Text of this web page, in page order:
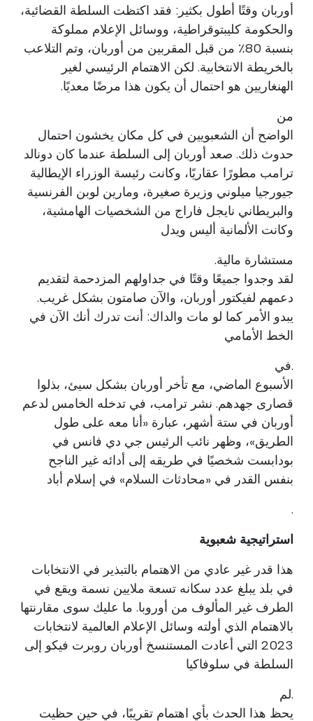
أوربان وقتًا أطول بكثير: فقد اكتظت السلطة القضائية،
والحكومة كليبتوقراطية، ووسائل الإعلام مملوكة
بنسبة 80٪ من قبل المقربين من أوربان، وتم التلاعب
بالخريطة الانتخابية. لكن الاهتمام الرئيسي لغير
الهنغاريين هو احتمال أن يكون هذا مرضًا معديًا.
من
الواضح أن الشعبويين في كل مكان يخشون احتمال
حدوث ذلك. صعد أوربان إلى السلطة عندما كان دونالد
ترامب مطورًا عقاريًا، وكانت رئيسة الوزراء الإيطالية
جيورجيا ميلوني وزيرة صغيرة، ومارين لوبن الفرنسية
والبريطاني نايجل فاراج من الشخصيات الهامشية،
وكانت الألمانية أليس ويدل
مستشارة مالية.
لقد وجدوا جميعًا وقتًا في جداولهم المزدحمة لتقديم
دعمهم لفيكتور أوربان، والآن صامتون بشكل غريب.
يبدو الأمر كما لو مات والداك: أنت تدرك أنك الآن في
الخط الأمامي
.في
الأسبوع الماضي، مع تأخر أوربان بشكل سيئ، بذلوا
قصارى جهدهم. نشر ترامب، في تدخله الخامس لدعم
أوربان في ستة أشهر، عبارة «أنا معه على طول
الطريق»، وظهر نائب الرئيس جي دي فانس في
بودابست شخصيًا في طريقه إلى أدائه غير الناجح
بنفس القدر في «محادثات السلام» في إسلام أباد
.
استراتيجية شعبوية
هذا قدر غير عادي من الاهتمام بالتبذير في الانتخابات
في بلد يبلغ عدد سكانه تسعة ملايين نسمة ويقع في
الطرف غير المألوف من أوروبا. ما عليك سوى مقارنتها
بالاهتمام الذي أولته وسائل الإعلام العالمية لانتخابات
2023 التي أعادت المستنسخ أوربان روبرت فيكو إلى
السلطة في سلوفاكيا
.لم
يحظ هذا الحدث بأي اهتمام تقريبًا، في حين حظيت